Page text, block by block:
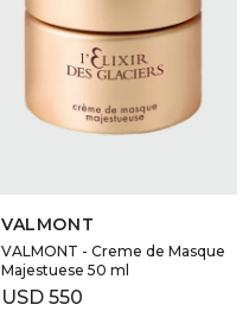
VALMONT
VALMONT - Creme de Masque
Majestuese 50 ml
USD 550